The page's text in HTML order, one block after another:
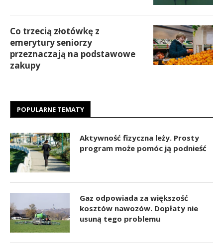
Co trzecią złotówkę z
emerytury seniorzy
przeznaczają na podstawowe
zakupy
POPULARNE TEMATY
Aktywność fizyczna leży. Prosty
program może pomóc ją podnieść
Gaz odpowiada za większość
kosztów nawozów. Dopłaty nie
usuną tego problemu